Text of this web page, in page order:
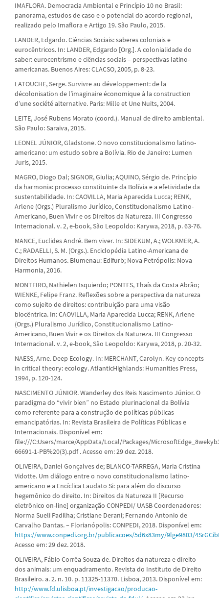
IMAFLORA. Democracia Ambiental e Princípio 10 no Brasil:
panorama, estudos de caso e o potencial do acordo regional,
realizado pelo Imaflora e Artigo 19. São Paulo, 2015.
LANDER, Edgardo. Ciências Sociais: saberes coloniais e
eurocêntricos. In: LANDER, Edgardo [Org.]. A colonialidade do
saber: eurocentrismo e ciências sociais – perspectivas latino-
americanas. Buenos Aires: CLACSO, 2005, p. 8-23.
LATOUCHE, Serge. Survivre au développement: de la
décolonisation de l’imaginaire économique à la construction
d’une société alternative. Paris: Mille et Une Nuits, 2004.
LEITE, José Rubens Morato (coord.). Manual de direito ambiental.
São Paulo: Saraiva, 2015.
LEONEL JÚNIOR, Gladstone. O novo constitucionalismo latino-
americano: um estudo sobre a Bolívia. Rio de Janeiro: Lumen
Juris, 2015.
MAGRO, Diogo Dal; SIGNOR, Giulia; AQUINO, Sérgio de. Princípio
da harmonia: processo constituinte da Bolívia e a efetividade da
sustentabilidade. In: CAOVILLA, Maria Aparecida Lucca; RENK,
Arlene (Orgs.) Pluralismo Jurídico, Constitucionalismo Latino-
Americano, Buen Vivir e os Direitos da Natureza. III Congresso
Internacional. v. 2, e-book, São Leopoldo: Karywa, 2018, p. 63-76.
MANCE, Euclides André. Bem viver. In: SIDEKUM, A.; WOLKMER, A.
C.; RADAELLI, S. M. (Orgs.). Enciclopédia Latino-Americana de
Direitos Humanos. Blumenau: Edifurb; Nova Petrópolis: Nova
Harmonia, 2016.
MONTEIRO, Nathielen Isquierdo; PONTES, Thaís da Costa Abrão;
WIENKE, Felipe Franz. Reflexões sobre a perspectiva da natureza
como sujeito de direitos: contribuição para uma visão
biocêntrica. In: CAOVILLA, Maria Aparecida Lucca; RENK, Arlene
(Orgs.) Pluralismo Jurídico, Constitucionalismo Latino-
Americano, Buen Vivir e os Direitos da Natureza. III Congresso
Internacional. v. 2, e-book, São Leopoldo: Karywa, 2018, p. 20-32.
NAESS, Arne. Deep Ecology. In: MERCHANT, Carolyn. Key concepts
in critical theory: ecology. AtlanticHighlands: Humanities Press,
1994, p. 120-124.
NASCIMENTO JÚNIOR. Wanderley dos Reis Nascimento Júnior. O
paradigma do “vivir bien” no Estado plurinacional da Bolívia
como referente para a construção de políticas públicas
emancipatórias. In: Revista Brasileira de Políticas Públicas e
Internacionais. Disponível em:
file:///C:Users/marce/AppData/Local/Packages/
66691-1-PB%20(3).pdf . Acesso em: 29 dez. 2018.
OLIVEIRA, Daniel Gonçalves de; BLANCO-TARREGA, Maria Cristina
Vidotte. Um diálogo entre o novo constitucionalismo latino-
americano e a Encíclica Laudato Si: para além do discurso
hegemônico do direito. In: Direitos da Natureza II [Recurso
eletrônico on-line] organização CONPEDI/ UASB Coordenadores:
Norma Sueli Padilha; Cristiane Derani; Fernando Antonio de
Carvalho Dantas. – Florianópolis: CONPEDI, 2018. Disponível em:
https://www.conpedi.org.br/publicacoes/5d6x83my/9lge9803/
Acesso em: 29 dez. 2018.
OLIVEIRA, Fábio Corrêa Souza de. Direitos da natureza e direito
dos animais: um enquadramento. Revista do Instituto de Direito
Brasileiro. a. 2. n. 10. p. 11325-11370. Lisboa, 2013. Disponível em:
http://www.fd.ulisboa.pt/investigacao/producao-